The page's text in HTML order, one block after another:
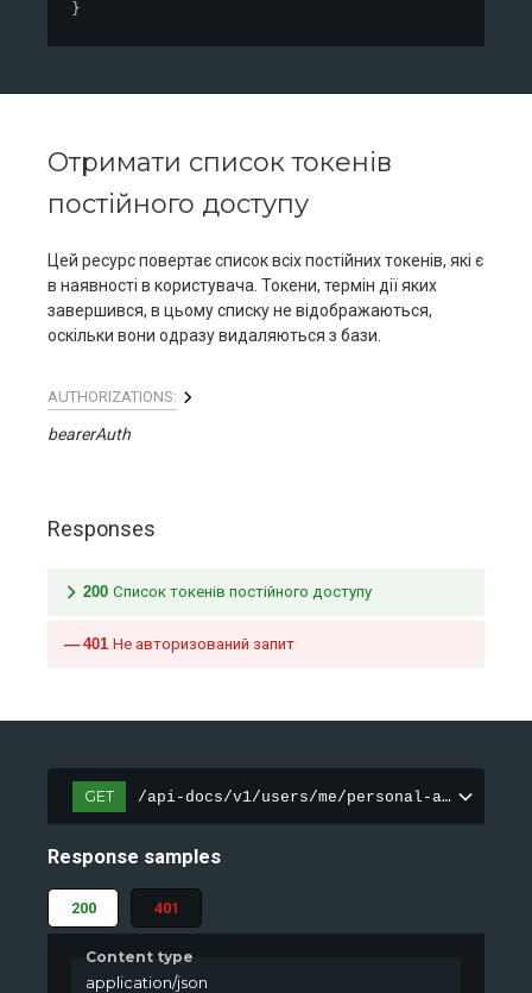
}
Отримати список токенів
постійного доступу
Цей ресурс повертає список всіх постійних токенів, які є
в наявності в користувача. Токени, термін дії яких
завершився, в цьому списку не відображаються,
оскільки вони одразу видаляються з бази.
AUTHORIZATIONS:
bearerAuth
Responses
200 Список токенів постійного доступу
401 Не авторизований запит
GET /api-docs/v1/users/me/personal-access-
Response samples
200 401
Content type
application/json